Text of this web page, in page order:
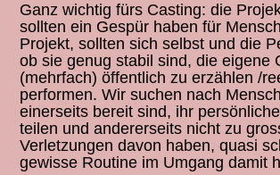
Ganz wichtig fürs Casting: die
sollten ein Gespür haben für
Projekt, sollten sich selbst und die
ob sie genug stabil sind, die eigene
(mehrfach) öffentlich zu erzählen /
performen. Wir suchen nach
einerseits bereit sind, ihr
teilen und andererseits nicht zu
Verletzungen davon haben, quasi
gewisse Routine im Umgang damit